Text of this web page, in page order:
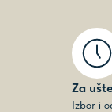
Za
Izbor i